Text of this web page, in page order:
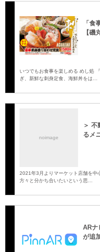
「
【
いつでもお食事を楽しめる めし処
ぎ、新鮮な刺身定食、海鮮丼をは…
noimage
＞
るメ
2021年3月よりマーケット店舗を中
方々と分かち合いたいという思…
ARナ
が追